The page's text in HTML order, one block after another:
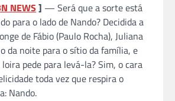
NEWS ] — Será que a sorte está
para o lado de Nando? Decidida a
de Fábio (Paulo Rocha), Juliana
da noite para o sítio da família, e
pede para levá-la? Sim, o cara
toda vez que respira o
Nando.